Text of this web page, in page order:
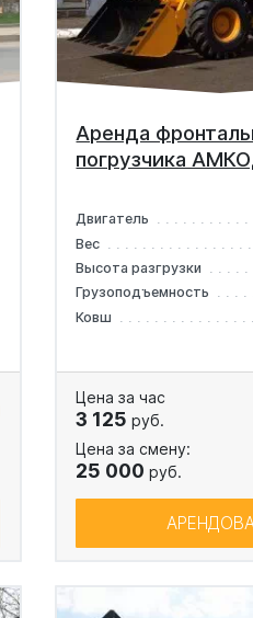
Аренда
погрузчика
Двигатель
Вес
Высота разгрузки
Грузоподъемность
Ковш
Цена за час
3 125 руб.
Цена за смену:
25 000 руб.